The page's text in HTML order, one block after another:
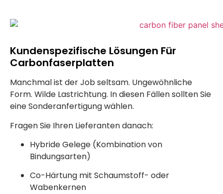
Kundenspezifische Lösungen Für
Carbonfaserplatten
Manchmal ist der Job seltsam. Ungewöhnliche
Form. Wilde Lastrichtung. In diesen Fällen sollten Sie
eine Sonderanfertigung wählen.
Fragen Sie Ihren Lieferanten danach:
Hybride Gelege (Kombination von
Bindungsarten)
Co-Härtung mit Schaumstoff- oder
Wabenkernen